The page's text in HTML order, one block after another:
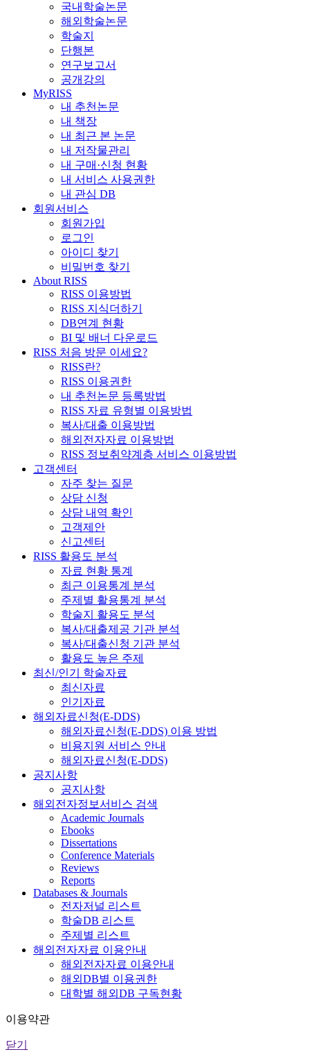
국내학술논문
해외학술논문
학술지
단행본
연구보고서
공개강의
MyRISS
내 추천논문
내 책장
내 최근 본 논문
내 저작물관리
내 구매·신청 현황
내 서비스 사용권한
내 관심 DB
회원서비스
회원가입
로그인
아이디 찾기
비밀번호 찾기
About RISS
RISS 이용방법
RISS 지식더하기
DB연계 현황
BI 및 배너 다운로드
RISS 처음 방문 이세요?
RISS란?
RISS 이용권한
내 추천논문 등록방법
RISS 자료 유형별 이용방법
복사/대출 이용방법
해외전자자료 이용방법
RISS 정보취약계층 서비스 이용방법
고객센터
자주 찾는 질문
상담 신청
상담 내역 확인
고객제안
신고센터
RISS 활용도 분석
자료 현황 통계
최근 이용통계 분석
주제별 활용통계 분석
학술지 활용도 분석
복사/대출제공 기관 분석
복사/대출신청 기관 분석
활용도 높은 주제
최신/인기 학술자료
최신자료
인기자료
해외자료신청(E-DDS)
해외자료신청(E-DDS) 이용 방법
비용지원 서비스 안내
해외자료신청(E-DDS)
공지사항
공지사항
해외전자정보서비스 검색
Academic Journals
Ebooks
Dissertations
Conference Materials
Reviews
Reports
Databases & Journals
전자저널 리스트
학술DB 리스트
주제별 리스트
해외전자자료 이용안내
해외전자자료 이용안내
해외DB별 이용권한
대학별 해외DB 구독현황
이용약관
닫기